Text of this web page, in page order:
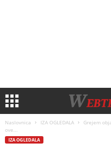
Naslovnica IZA OGLEDALA
Grejem
ove...
IZA OGLEDALA